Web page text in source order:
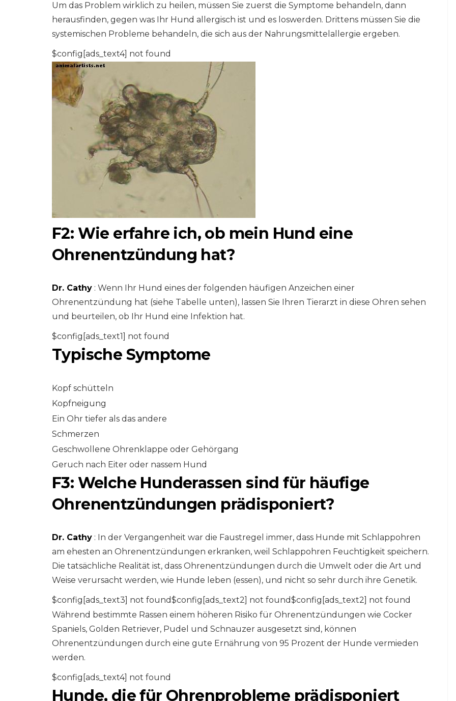
Um das Problem wirklich zu heilen, müssen Sie zuerst die Symptome behandeln, dann
herausfinden, gegen was Ihr Hund allergisch ist und es loswerden. Drittens müssen Sie die
systemischen Probleme behandeln, die sich aus der Nahrungsmittelallergie ergeben.
$config[ads_text4] not found
F2: Wie erfahre ich, ob mein Hund eine
Ohrenentzündung hat?
Dr. Cathy : Wenn Ihr Hund eines der folgenden häufigen Anzeichen einer
Ohrenentzündung hat (siehe Tabelle unten), lassen Sie Ihren Tierarzt in diese Ohren sehen
und beurteilen, ob Ihr Hund eine Infektion hat.
$config[ads_text1] not found
Typische Symptome
Kopf schütteln
Kopfneigung
Ein Ohr tiefer als das andere
Schmerzen
Geschwollene Ohrenklappe oder Gehörgang
Geruch nach Eiter oder nassem Hund
F3: Welche Hunderassen sind für häufige
Ohrenentzündungen prädisponiert?
Dr. Cathy : In der Vergangenheit war die Faustregel immer, dass Hunde mit Schlappohren
am ehesten an Ohrenentzündungen erkranken, weil Schlappohren Feuchtigkeit speichern.
Die tatsächliche Realität ist, dass Ohrenentzündungen durch die Umwelt oder die Art und
Weise verursacht werden, wie Hunde leben (essen), und nicht so sehr durch ihre Genetik.
$config[ads_text3] not found$config[ads_text2] not found$config[ads_text2] not found
Während bestimmte Rassen einem höheren Risiko für Ohrenentzündungen wie Cocker
Spaniels, Golden Retriever, Pudel und Schnauzer ausgesetzt sind, können
Ohrenentzündungen durch eine gute Ernährung von 95 Prozent der Hunde vermieden
werden.
$config[ads_text4] not found
Hunde, die für Ohrenprobleme prädisponiert